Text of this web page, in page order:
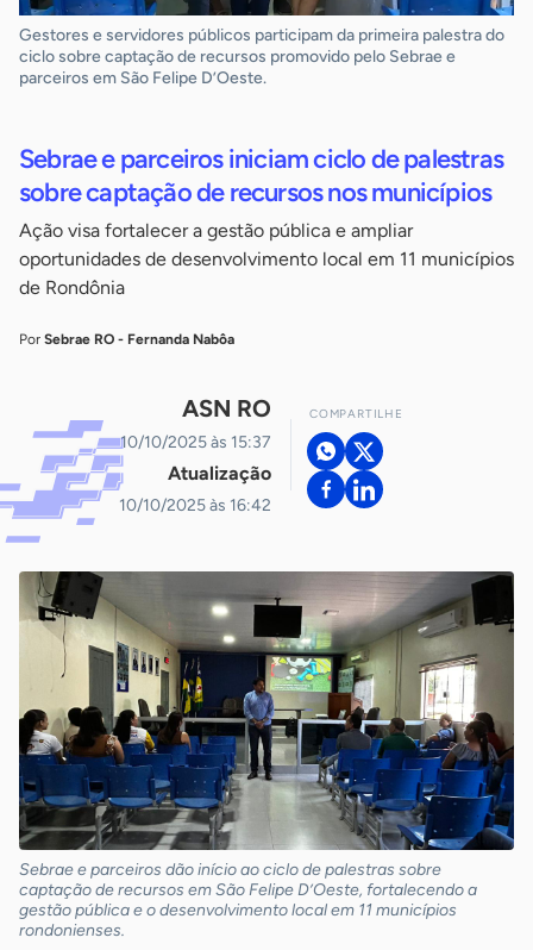
Gestores e servidores públicos participam da primeira palestra do
ciclo sobre captação de recursos promovido pelo Sebrae e
parceiros em São Felipe D’Oeste.
Sebrae e parceiros iniciam ciclo de palestras
sobre captação de recursos nos municípios
Ação visa fortalecer a gestão pública e ampliar
oportunidades de desenvolvimento local em 11 municípios
de Rondônia
Por Sebrae RO - Fernanda Nabôa
ASN RO
10/10/2025 às 15:37
Atualização
10/10/2025 às 16:42
COMPARTILHE
Sebrae e parceiros dão início ao ciclo de palestras sobre
captação de recursos em São Felipe D’Oeste, fortalecendo a
gestão pública e o desenvolvimento local em 11 municípios
rondonienses.